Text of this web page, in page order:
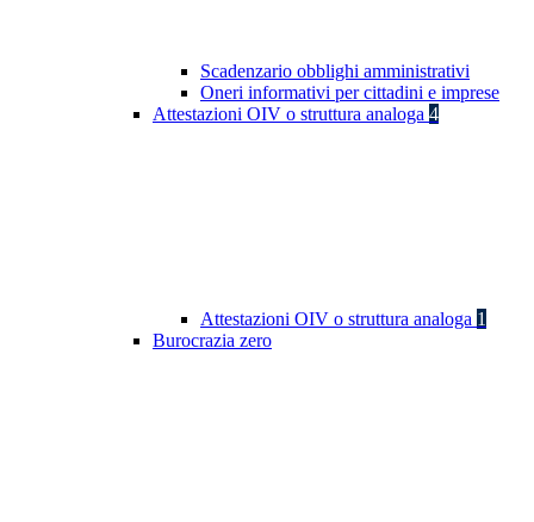
Scadenzario obblighi amministrativi
Oneri informativi per cittadini e imprese
Attestazioni OIV o struttura analoga 4
Attestazioni OIV o struttura analoga 1
Burocrazia zero